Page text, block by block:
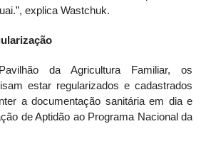
explica Wastchuk.
da Agricultura Familiar, os
estar regularizados e cadastrados
a documentação sanitária em dia e
de Aptidão ao Programa Nacional da